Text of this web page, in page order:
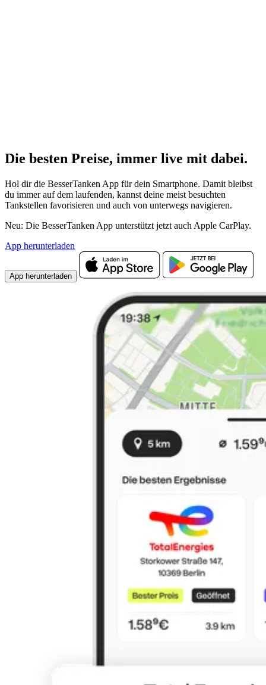
Die besten Preise, immer live mit dabei.
Hol dir die BesserTanken App für dein Smartphone. Damit bleibst
du immer auf dem laufenden, kannst deine meist besuchten
Tankstellen favorisieren und auch von unterwegs navigieren.
Neu: Die BesserTanken App unterstützt jetzt auch Apple CarPlay.
App herunterladen
App herunterladen